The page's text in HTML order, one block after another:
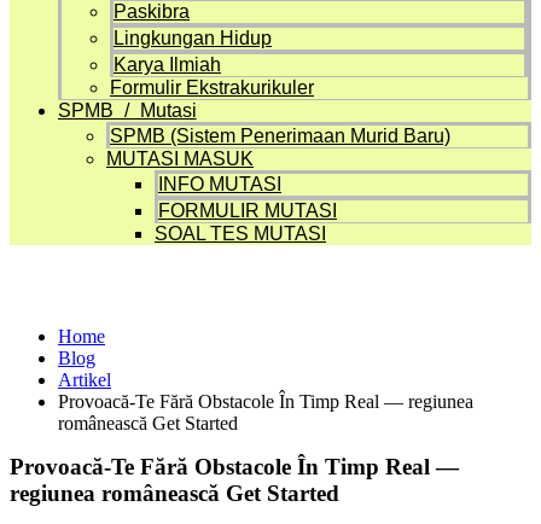
Paskibra
Lingkungan Hidup
Karya Ilmiah
Formulir Ekstrakurikuler
SPMB / Mutasi
SPMB (Sistem Penerimaan Murid Baru)
MUTASI MASUK
INFO MUTASI
FORMULIR MUTASI
SOAL TES MUTASI
Home
Blog
Artikel
Provoacă-Te Fără Obstacole În Timp Real — regiunea
românească Get Started
Provoacă-Te Fără Obstacole În Timp Real —
regiunea românească Get Started